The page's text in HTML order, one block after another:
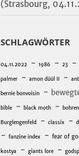
(Strasbourg,
SCHLAGWÖRTER
04.11.2022 - 1986 - 23 -
palmer - amon düül II -
bernie bonvoisin -
bible - black moth -
Burglengenfeld - classix -
- fanzine index - fear of
kostya - giants lore -